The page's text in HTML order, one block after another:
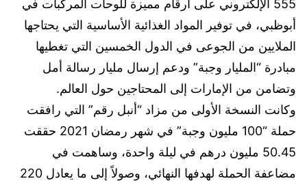
555 الإلكتروني على أرقام مميزة للوحات المركبات في
أبوظبي، في توفير المواد الغذائية الأساسية التي يحتاجها
الملايين من الجوعى في الدول الخمسين التي تغطيها
مبادرة “المليار وجبة” ودعم إرسال مليار رسالة أمل
وتضامن من الإمارات إلى المحتاجين حول العالم.
وكانت النسخة الأولى من مزاد “أنبل رقم” التي رافقت
حملة “100 مليون وجبة” في شهر رمضان 2021 حققت
50.45 مليون درهم في ليلة واحدة، وساهمت في
مضاعفة الحملة لهدفها النهائي، وصولاً إلى ما يعادل 220